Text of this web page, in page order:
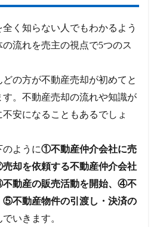
く知らない人でもわかるよう
流れを売主の視点で5つのス
の方が不動産売却が初めてと
。不動産売却の流れや知識が
安になることもあるでしょ
ように①不動産仲介会社に売
却を依頼する不動産仲介会社
動産の販売活動を開始、④不
⑤不動産物件の引渡し・決済の
いきます。